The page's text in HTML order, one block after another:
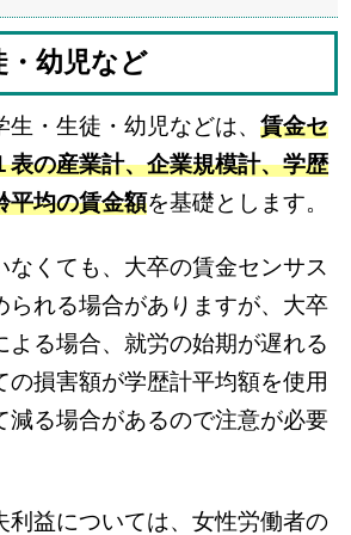
幼児など
生・生徒・幼児などは、賃金セ
表の産業計、企業規模計、学歴
平均の賃金額を基礎とします。
なくても、大卒の賃金センサス
られる場合がありますが、大卒
よる場合、就労の始期が遅れる
の損害額が学歴計平均額を使用
減る場合があるので注意が必要
利益については、女性労働者の